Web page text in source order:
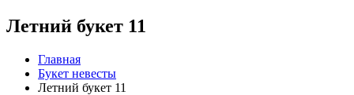
Летний букет 11
Главная
Букет невесты
Летний букет 11